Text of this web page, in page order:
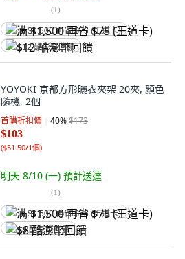
(1)
满 $1,500 再省 $75 (王道卡)
$12 酷澎幣回饋
YOYOKI 京都方形曬衣夾架 20夾, 顏色
隨機, 2個
首購折扣價 40%$173
$103
($51.50/1個)
明天 8/10 (一) 預計送達
(1)
满 $1,500 再省 $75 (王道卡)
$8 酷澎幣回饋